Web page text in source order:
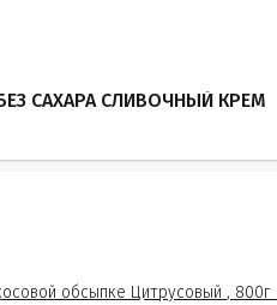
САХАРА СЛИВОЧНЫЙ КРЕМ